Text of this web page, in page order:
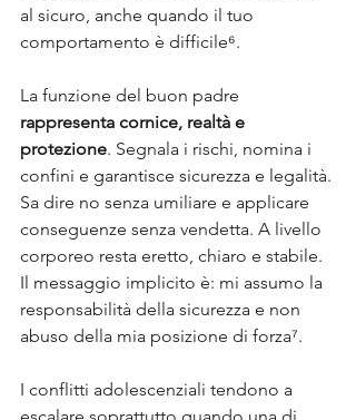
al sicuro, anche quando il tuo
comportamento è difficile⁶.
La funzione del buon padre
rappresenta cornice, realtà e
protezione. Segnala i rischi, nomina i
confini e garantisce sicurezza e legalità.
Sa dire no senza umiliare e applicare
conseguenze senza vendetta. A livello
corporeo resta eretto, chiaro e stabile.
Il messaggio implicito è: mi assumo la
responsabilità della sicurezza e non
abuso della mia posizione di forza⁷.
I conflitti adolescenziali tendono a